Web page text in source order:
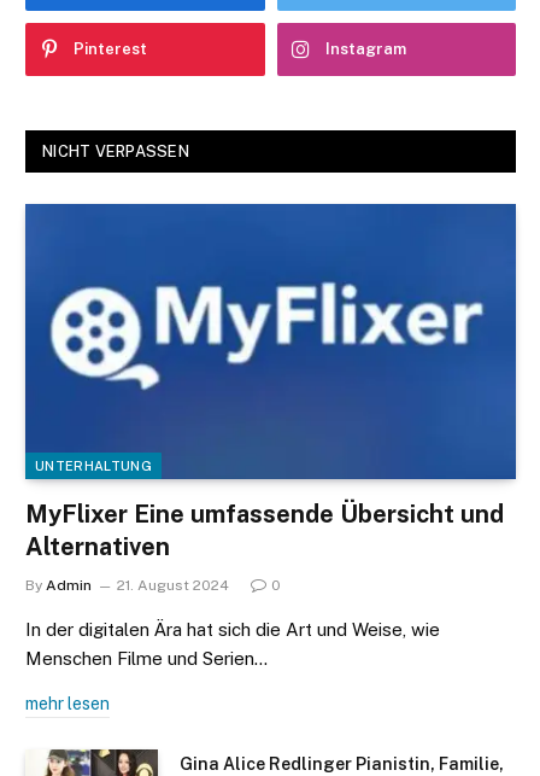
Pinterest Instagram
NICHT VERPASSEN
UNTERHALTUNG
MyFlixer Eine umfassende Übersicht und
Alternativen
By Admin 21. August 2024 0
In der digitalen Ära hat sich die Art und Weise, wie
Menschen Filme und Serien…
mehr lesen
Gina Alice Redlinger Pianistin, Familie,